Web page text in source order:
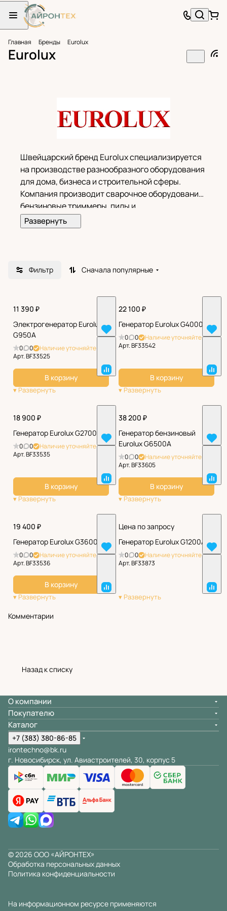
Главная Бренды Eurolux
Eurolux
Швейцарский бренд Eurolux специализируется
на производстве разнообразного оборудования
для дома, бизнеса и строительной сферы.
Компания производит сварочное оборудование,
бензиновые триммеры, пилы и
электрогенераторы. Продукция соответствует
международным стандартам качества и
Фильтр Сначала популярные
11 390 ₽
Электрогенератор Eurolux
G950A
0 0
Наличие уточняйте
Арт.BF33525
В корзину
22 100 ₽
Генератор Eurolux G4000A
0 0
Наличие уточняйте
Арт.BF33542
В корзину
18 900 ₽
Генератор Eurolux G2700A
0 0
Наличие уточняйте
Арт.BF33535
В корзину
38 200 ₽
Генератор бензиновый
Eurolux G6500A
0 0
Наличие уточняйте
Арт.BF33605
В корзину
19 400 ₽
Генератор Eurolux G3600A
0 0
Наличие уточняйте
Арт.BF33536
В корзину
Цена по запросу
Генератор Eurolux G1200A
0 0
Наличие уточняйте
Арт.BF33873
Комментарии
Назад к списку
О компании
Покупателю
Каталог
+7 (383) 380-86-85
irontechno@bk.ru
г. Новосибирск, ул. Авиастроителей, 30, корпус 5
© 2026 ООО «АЙРОНТЕХ»
Обработка персональных данных
Политика конфиденциальности
На информационном ресурсе применяются